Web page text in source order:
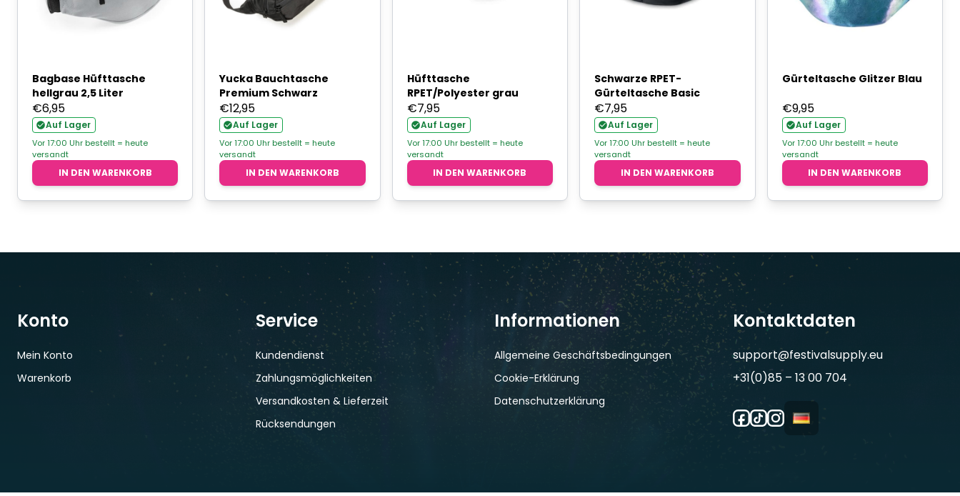
Bagbase Hüfttasche
hellgrau 2,5 Liter
€6,95
Auf Lager
Vor 17:00 Uhr bestellt = heute
versandt
IN DEN WARENKORB
Yucka Bauchtasche
Premium Schwarz
€12,95
Auf Lager
Vor 17:00 Uhr bestellt = heute
versandt
IN DEN WARENKORB
Hüfttasche
RPET/Polyester grau
€7,95
Auf Lager
Vor 17:00 Uhr bestellt = heute
versandt
IN DEN WARENKORB
Schwarze RPET-
Gürteltasche Basic
€7,95
Auf Lager
Vor 17:00 Uhr bestellt = heute
versandt
IN DEN WARENKORB
Gürteltasche Glitzer Blau
€9,95
Auf Lager
Vor 17:00 Uhr bestellt = heute
versandt
IN DEN WARENKORB
Konto
Mein Konto
Warenkorb
Service
Kundendienst
Zahlungsmöglichkeiten
Versandkosten & Lieferzeit
Rücksendungen
Informationen
Allgemeine Geschäftsbedingungen
Cookie-Erklärung
Datenschutzerklärung
Kontaktdaten
support@festivalsupply.eu
+31(0)85 – 13 00 704